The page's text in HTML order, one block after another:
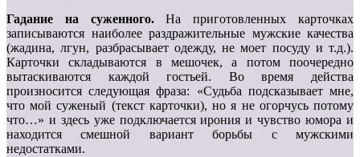
Гадание на суженного.На приготовленных карточках
записываются наиболее раздражительные мужские качества
(жадина, лгун, разбрасывает одежду, не моет посуду и т.д.).
Карточки складываются в мешочек, а потом поочередно
вытаскиваются каждой гостьей. Во время действа
произносится следующая фраза: «Судьба подсказывает мне,
что мой суженый (текст карточки), но я не огорчусь потому
что…» и здесь уже подключается ирония и чувство юмора и
находится смешной вариант борьбы с мужскими
недостатками.